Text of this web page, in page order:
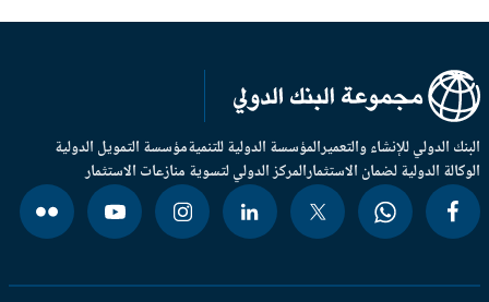
الدولي للإنشاء والتعميرالمؤسسة الدولية للتنميةمؤسسة التمويل الدولية
الدولية لضمان الاستثمارالمركز الدولي لتسوية منازعات الاستثمار